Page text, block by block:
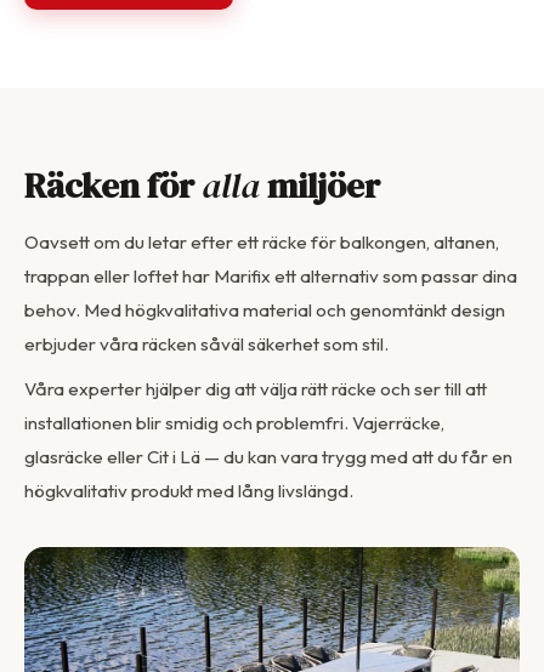
Räcken förallamiljöer
Oavsett om du letar efter ett räcke för balkongen, altanen,
trappan eller loftet har Marifix ett alternativ som passar dina
behov. Med högkvalitativa material och genomtänkt design
erbjuder våra räcken såväl säkerhet som stil.
Våra experter hjälper dig att välja rätt räcke och ser till att
installationen blir smidig och problemfri. Vajerräcke,
glasräcke eller Cit i Lä — du kan vara trygg med att du får en
högkvalitativ produkt med lång livslängd.